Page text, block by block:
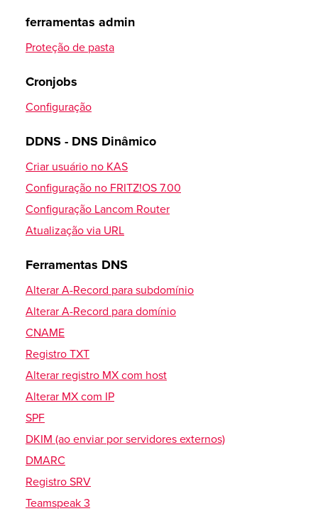
Configuração no eM Client
ALL-INKL.COM WebMail
Office 365
Configurações DNS para usar o Office365
Majordomo
Noções básicas
FTP
WebFTP
grafische Auswertung eines FTP-Logfiles
Alterar permissão (CHMOD)
Criar symlinks
Cyberduck (MAC)
Baixar
Conectar e enviar arquivos
Alterar permissão (CHMOD)
FileZilla - Versão 3
ferramentas admin
Proteção de pasta
Cronjobs
Configuração
DDNS - DNS Dinâmico
Criar usuário no KAS
Configuração no FRITZ!OS 7.00
Configuração Lancom Router
Atualização via URL
Ferramentas DNS
Alterar A-Record para subdomínio
Alterar A-Record para domínio
CNAME
Registro TXT
Alterar registro MX com host
Alterar MX com IP
SPF
DKIM (ao enviar por servidores externos)
DMARC
Registro SRV
Teamspeak 3